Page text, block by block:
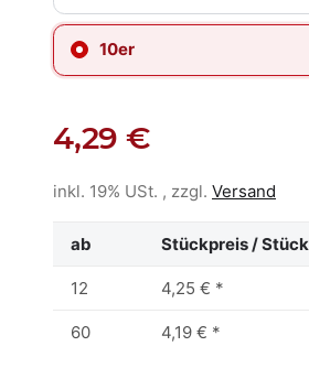
10er
4,29 €
inkl. 19% USt. , zzgl. Versand
ab Stückpreis / Stück
12 4,25 € *
60 4,19 € *